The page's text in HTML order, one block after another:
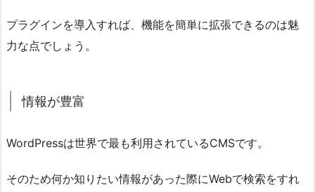
プラグインを導入すれば、機能を簡単に拡張できるのは魅
力な点でしょう。
情報が豊富
WordPressは世界で最も利用されているCMSです。
そのため何か知りたい情報があった際にWebで検索をすれ